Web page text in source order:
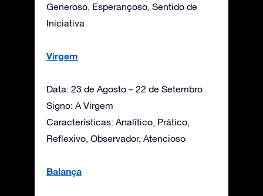
Generoso, Esperançoso, Sentido de
Iniciativa
Virgem
Data: 23 de Agosto – 22 de Setembro
Signo: A Virgem
Características: Analítico, Prático,
Reflexivo, Observador, Atencioso
Balança